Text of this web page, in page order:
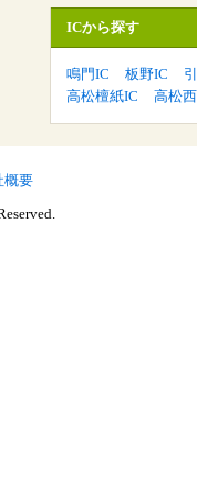
ICから探す
鳴門IC 板野IC
高松檀紙IC
高松
概要